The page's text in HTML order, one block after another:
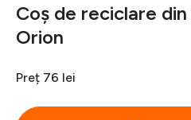
Coș de reciclare
Orion
Preț 76 lei